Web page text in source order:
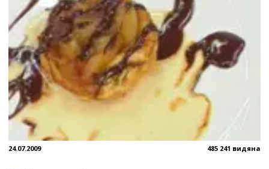
24.07.2009 485 241 видяна